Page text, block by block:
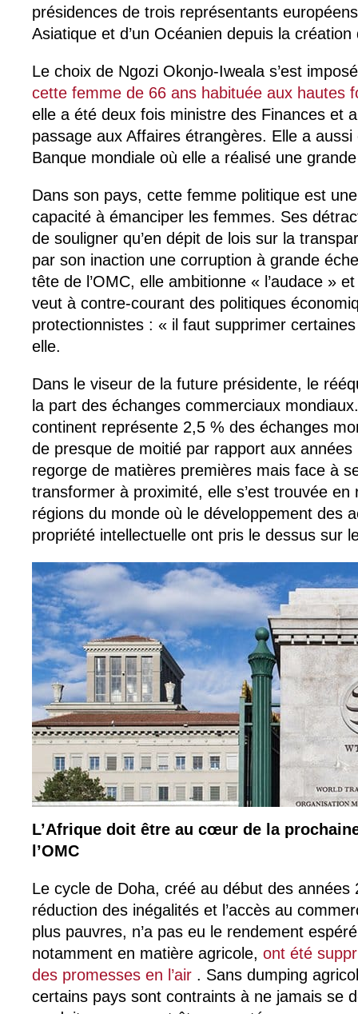
présidences de trois représentants
Asiatique et d’un Océanien depuis la
Le choix de Ngozi Okonjo-Iweala s’est
cette femme de 66 ans habituée aux hautes
elle a été deux fois ministre des Finances et
passage aux Affaires étrangères. Elle a
Banque mondiale où elle a réalisé une
Dans son pays, cette femme politique est
capacité à émanciper les femmes. Ses
de souligner qu’en dépit de lois sur la
par son inaction une corruption à grande
tête de l’OMC, elle ambitionne « l’audace »
veut à contre-courant des politiques
protectionnistes : « il faut supprimer
elle.
Dans le viseur de la future présidente, le
la part des échanges commerciaux
continent représente 2,5 % des échanges
de presque de moitié par rapport aux années
regorge de matières premières mais face à
transformer à proximité, elle s’est trouvée en
régions du monde où le développement des
propriété intellectuelle ont pris le dessus sur
L’Afrique doit être au cœur de la
l’OMC
Le cycle de Doha, créé au début des années
réduction des inégalités et l’accès au
plus pauvres, n’a pas eu le rendement
notamment en matière agricole, ont été
des promesses en l’air . Sans dumping
certains pays sont contraints à ne jamais se